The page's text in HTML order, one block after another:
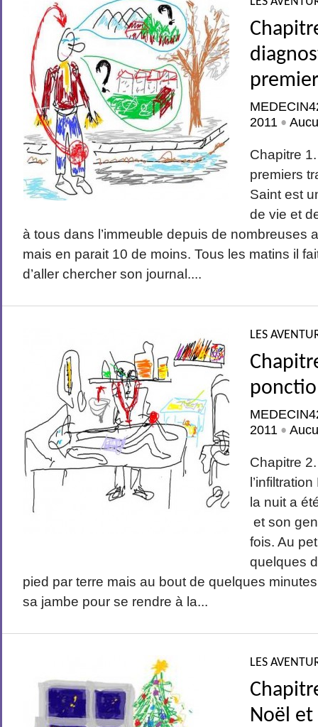
2011 •
Chapitre
premiers
Saint est
de vie et
à tous dans l’immeuble depuis de nombreuses
mais en parait 10 de moins. Tous les matins il
d’aller chercher son journal....
LES
2011 •
Chapitre
la nuit a
et son
fois. Au
quelques
pied par terre mais au bout de quelques
sa jambe pour se rendre à la...
LES
Noël